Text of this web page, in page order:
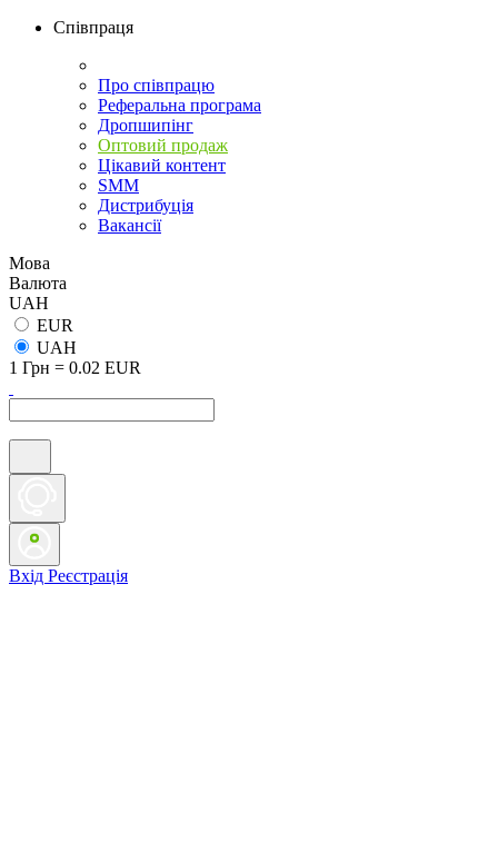
Співпраця
Про співпрацю
Реферальна програма
Дропшипінг
Оптовий продаж
Цікавий контент
SMM
Дистрибуція
Вакансії
Мова
Валюта
UAH
EUR
UAH
1 Грн = 0.02 EUR
Вхід Реєстрація